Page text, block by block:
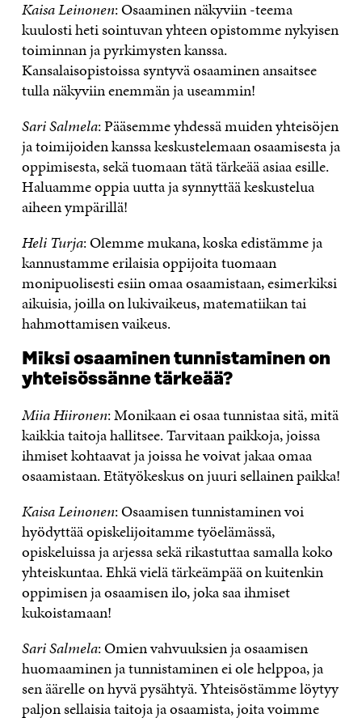
Kaisa Leinonen: Osaaminen näkyviin -teema
kuulosti heti sointuvan yhteen opistomme nykyisen
toiminnan ja pyrkimysten kanssa.
Kansalaisopistoissa syntyvä osaaminen ansaitsee
tulla näkyviin enemmän ja useammin!
Sari Salmela: Pääsemme yhdessä muiden yhteisöjen
ja toimijoiden kanssa keskustelemaan osaamisesta ja
oppimisesta, sekä tuomaan tätä tärkeää asiaa esille.
Haluamme oppia uutta ja synnyttää keskustelua
aiheen ympärillä!
Heli Turja: Olemme mukana, koska edistämme ja
kannustamme erilaisia oppijoita tuomaan
monipuolisesti esiin omaa osaamistaan, esimerkiksi
aikuisia, joilla on lukivaikeus, matematiikan tai
hahmottamisen vaikeus.
Miksi osaaminen tunnistaminen on
yhteisössänne tärkeää?
Miia Hiironen: Monikaan ei osaa tunnistaa sitä, mitä
kaikkia taitoja hallitsee. Tarvitaan paikkoja, joissa
ihmiset kohtaavat ja joissa he voivat jakaa omaa
osaamistaan. Etätyökeskus on juuri sellainen paikka!
Kaisa Leinonen: Osaamisen tunnistaminen voi
hyödyttää opiskelijoitamme työelämässä,
opiskeluissa ja arjessa sekä rikastuttaa samalla koko
yhteiskuntaa. Ehkä vielä tärkeämpää on kuitenkin
oppimisen ja osaamisen ilo, joka saa ihmiset
kukoistamaan!
Sari Salmela: Omien vahvuuksien ja osaamisen
huomaaminen ja tunnistaminen ei ole helppoa, ja
sen äärelle on hyvä pysähtyä. Yhteisöstämme löytyy
paljon sellaisia taitoja ja osaamista, joita voimme